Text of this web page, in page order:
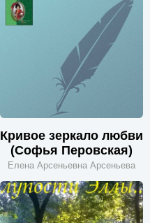
Кривое зеркало любви
(Софья Перовская)
Елена Арсеньевна Арсеньева